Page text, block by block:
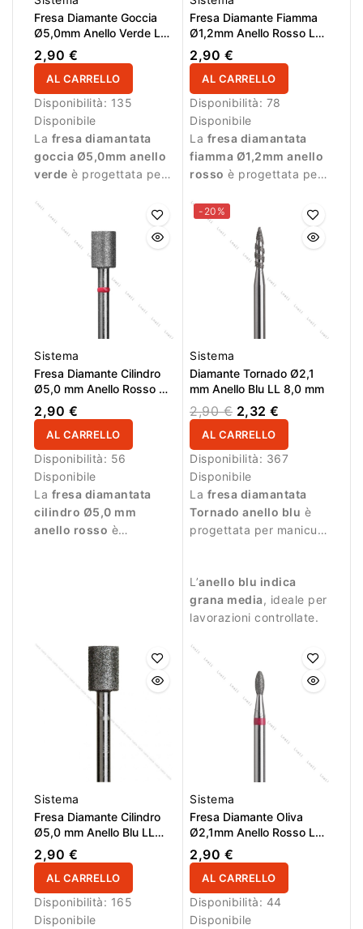
Fresa Diamante Goccia
Ø5,0mm Anello Verde LL
12,0mm
2,90 €
AL CARRELLO
Disponibilità: 135
Disponibile
La fresa diamantata
goccia Ø5,0mm anello
verde è progettata per
manicure professionale.
Fresa Diamante Fiamma
Ø1,2mm Anello Rosso LL
6,0mm
2,90 €
AL CARRELLO
Disponibilità: 78
Disponibile
La fresa diamantata
fiamma Ø1,2mm anello
rosso è progettata per
delicate durante la
manicure.
Sistema
Fresa Diamante Cilindro
Ø5,0 mm Anello Rosso LL
6,0 mm
2,90 €
AL CARRELLO
Disponibilità: 56
Disponibile
La fresa diamantata
cilindro Ø5,0 mm
anello rosso è
-20%
Sistema
Diamante Tornado Ø2,1
mm Anello Blu LL 8,0 mm
2,90 € 2,32 €
AL CARRELLO
Disponibilità: 367
Disponibile
La fresa diamantata
Tornado anello blu è
progettata per manicure
L’anello blu indica
grana media, ideale per
lavorazioni controllate.
Sistema
Fresa Diamante Cilindro
Ø5,0 mm Anello Blu LL
6,0 mm
2,90 €
AL CARRELLO
Disponibilità: 165
Disponibile
Sistema
Fresa Diamante Oliva
Ø2,1mm Anello Rosso LL
5,0mm
2,90 €
AL CARRELLO
Disponibilità: 44
Disponibile